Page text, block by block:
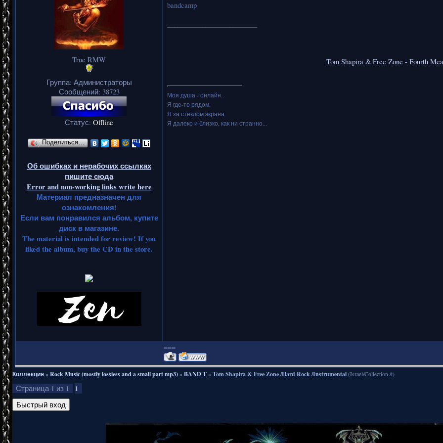
True RMW
Группа: Администраторы
Сообщений: 38723
Статус: Offline
Поделиться…
Об ошибках и нерабочих ссылках
пишите сюда
Error and non-working links write here
Материал предназначен для
ознакомления!
Если вам понравился альбом, купите
диск в магазине.
The material is intended for review! If you
liked the album, buy the CD in the store.
bandcamp
Tom Shapira & Free Zone - Fourth
Моя душа - онлайн..
Я где-то рядом,
Я за стеклом экрана
Я далеко и близко, как ни странно...
===
Коллекция»Rock Music (mostly lossless and a small part mp3)»BAND T»Tom Shapira & Free Zone /Hard Rock /Instrumental(Israel/Collection /t)
Страница 1 из 1 1